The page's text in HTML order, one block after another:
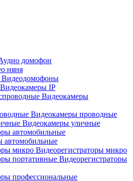
домофон
няня
Видеодомофоны
Видеокамеры IP
Видеокамеры
Видеокамеры проводные
Видеокамеры уличные
автомобильные
Видеорегистраторы микро
Видеорегистраторы